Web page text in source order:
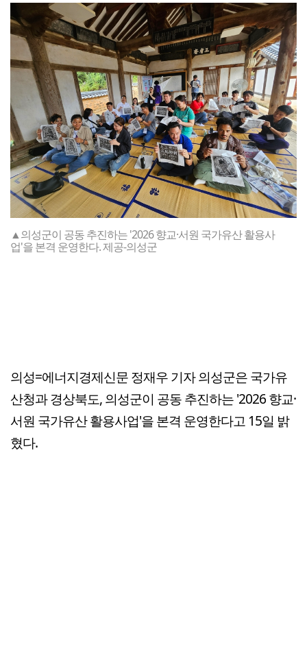
▲의성군이 공동 추진하는 '2026 향교·서원 국가유산 활용사
업'을 본격 운영한다. 제공-의성군
의성=에너지경제신문 정재우 기자 의성군은 국가유
산청과 경상북도, 의성군이 공동 추진하는 '2026 향교·
서원 국가유산 활용사업'을 본격 운영한다고 15일 밝
혔다.